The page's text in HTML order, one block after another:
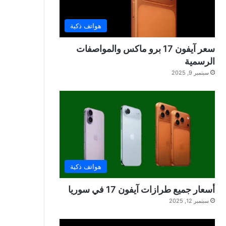
هواتف ذكية
سعر آيفون 17 برو ماكس والمواصفات
الرسمية
سبتمبر 9, 2025
هواتف ذكية
أسعار جميع طرازات آيفون 17 في سوريا
سبتمبر 12, 2025